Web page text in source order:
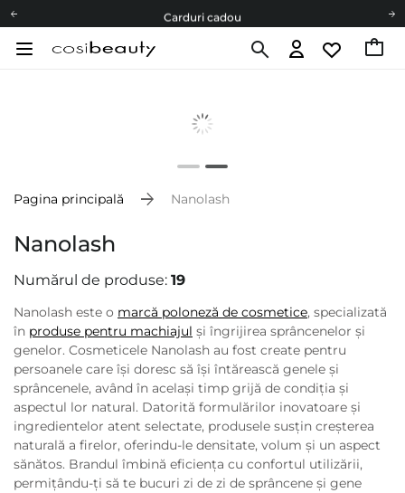
Carduri cadou
Livrare mai ieftină pentru comenzile de la 150 RON!
Livrare mai ieftină pentru comenzile de la 150 RON!
Pagina principală Nanolash
Nanolash
Numărul de produse: 19
Nanolash este o marcă poloneză de cosmetice, specializată
în produse pentru machiajul și îngrijirea sprâncenelor și
genelor. Cosmeticele Nanolash au fost create pentru
persoanele care își doresc să își întărească genele și
sprâncenele, având în același timp grijă de condiția și
aspectul lor natural. Datorită formulărilor inovatoare și
ingredientelor atent selectate, produsele susțin creșterea
naturală a firelor, oferindu-le densitate, volum și un aspect
sănătos. Brandul îmbină eficiența cu confortul utilizării,
permițându-ți să te bucuri zi de zi de sprâncene și gene